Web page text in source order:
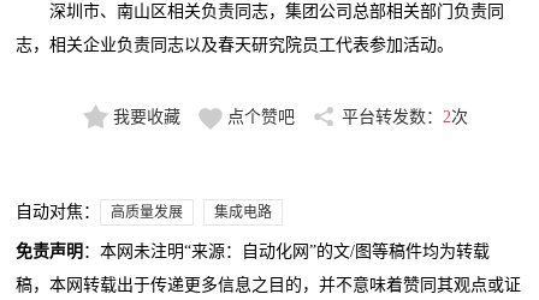
深圳市、南山区相关负责同志，集团公司总部相关部门负责同
志，相关企业负责同志以及春天研究院员工代表参加活动。
我要收藏 点个赞吧 平台转发数： 2次
自动对焦： 高质量发展 集成电路
免责声明 ：本网未注明“来源：自动化网”的文/图等稿件均为转载
稿，本网转载出于传递更多信息之目的，并不意味着赞同其观点或证